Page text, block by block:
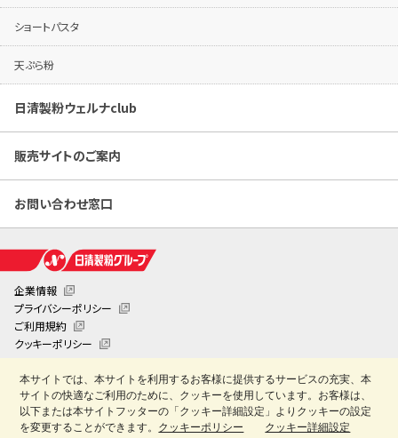
ショートパスタ
天ぷら粉
日清製粉ウェルナclub
販売サイトのご案内
お問い合わせ窓口
企業情報
プライバシーポリシー
ご利用規約
クッキーポリシー
日清製粉業務用お役立ちサイト「創・食Club」
Copyright © Nisshin Seifun Welna Inc. All Rights Reserved.
本サイトでは、本サイトを利用するお客様に提供するサービスの充実、本
サイトの快適なご利用のために、クッキーを使用しています。お客様は、
以下または本サイトフッターの「クッキー詳細設定」よりクッキーの設定
を変更することができます。 クッキーポリシー クッキー詳細設定